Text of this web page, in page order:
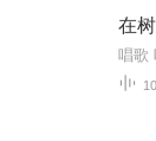
在
10